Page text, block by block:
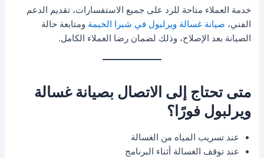
خدمة العملاء متاحة للرد على جميع الاستفسارات، تقديم الدعم
الفني، صيانة غسالة ويرلبول في شبرا الخيمة ومتابعة حالة
الصيانة بعد الإصلاح، وذلك لضمان رضا العملاء الكامل.
متى تحتاج إلى الاتصال بصيانة غسالة
ويرلبول فورًا؟
عند تسريب المياه من الغسالة
عند توقف الغسالة أثناء البرنامج